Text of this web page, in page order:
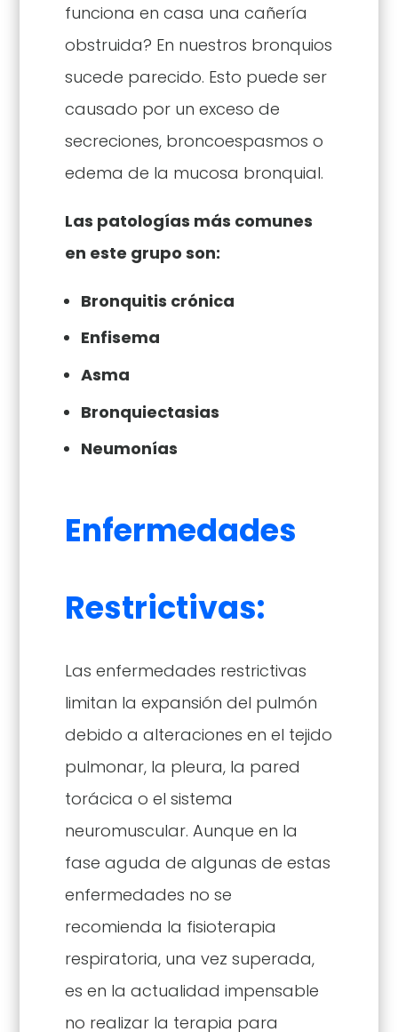
funciona en casa una cañería
obstruida? En nuestros bronquios
sucede parecido. Esto puede ser
causado por un exceso de
secreciones, broncoespasmos o
edema de la mucosa bronquial.
Las patologías más comunes
en este grupo son:
Bronquitis crónica
Enfisema
Asma
Bronquiectasias
Neumonías
Enfermedades
Restrictivas:
Las enfermedades restrictivas
limitan la expansión del pulmón
debido a alteraciones en el tejido
pulmonar, la pleura, la pared
torácica o el sistema
neuromuscular. Aunque en la
fase aguda de algunas de estas
enfermedades no se
recomienda la fisioterapia
respiratoria, una vez superada,
es en la actualidad impensable
no realizar la terapia para